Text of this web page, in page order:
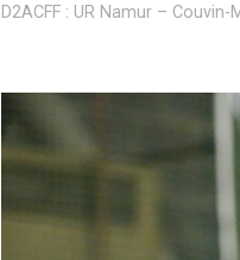
D2ACFF : UR Namur –